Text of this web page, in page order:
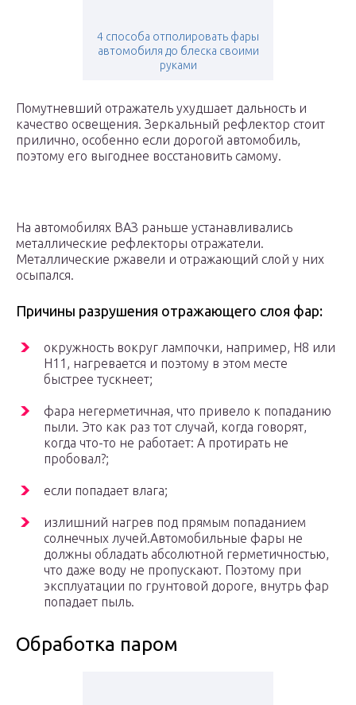
4 способа отполировать фары
автомобиля до блеска своими
руками
Помутневший отражатель ухудшает дальность и
качество освещения. Зеркальный рефлектор стоит
прилично, особенно если дорогой автомобиль,
поэтому его выгоднее восстановить самому.
На автомобилях ВАЗ раньше устанавливались
металлические рефлекторы отражатели.
Металлические ржавели и отражающий слой у них
осыпался.
Причины разрушения отражающего слоя фар:
окружность вокруг лампочки, например, H8 или
Н11, нагревается и поэтому в этом месте
быстрее тускнеет;
фара негерметичная, что привело к попаданию
пыли. Это как раз тот случай, когда говорят,
когда что-то не работает: А протирать не
пробовал?;
если попадает влага;
излишний нагрев под прямым попаданием
солнечных лучей.Автомобильные фары не
должны обладать абсолютной герметичностью,
что даже воду не пропускают. Поэтому при
эксплуатации по грунтовой дороге, внутрь фар
попадает пыль.
Обработка паром